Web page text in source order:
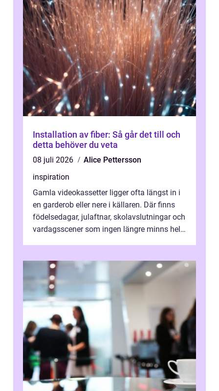
Installation av fiber: Så går det till och
detta behöver du veta
08 juli 2026
Alice Pettersson
inspiration
Gamla videokassetter ligger ofta längst in i
en garderob eller nere i källaren. Där finns
födelsedagar, julaftnar, skolavslutningar och
vardagsscener som ingen längre minns helt.